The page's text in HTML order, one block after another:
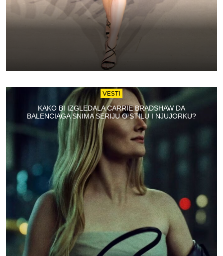
VESTI
KAKO BI IZGLEDALA CARRIE BRADSHAW DA
BALENCIAGA SNIMA SERIJU O STILU I NJUJORKU?